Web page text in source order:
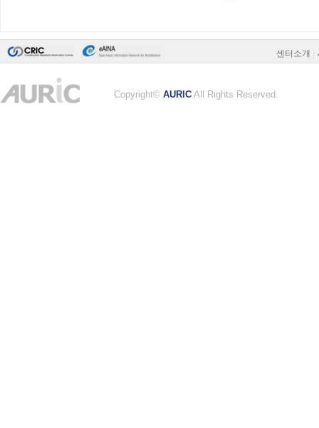
센터소개
Copyright© AURIC All Rights Reserved.